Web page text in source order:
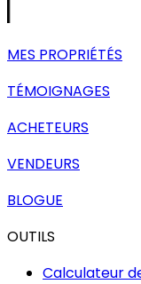
MES PROPRIÉTÉS
TÉMOIGNAGES
ACHETEURS
VENDEURS
BLOGUE
OUTILS
Calculateur